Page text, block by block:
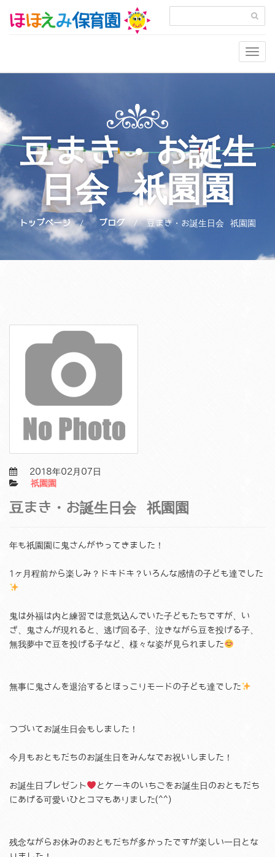
豆まき・お誕生
日会 祇園園
トップページ ブログ 豆まき・お誕生日会 祇園園
2018年02月07日
祇園園
豆まき・お誕生日会 祇園園
年も祇園園に鬼さんがやってきました！
1ヶ月程前から楽しみ？ドキドキ？いろんな感情の子ども達でした
鬼は外福は内と練習では意気込んでいた子どもたちですが、い
ざ、鬼さんが現れると、逃げ回る子、泣きながら豆を投げる子、
無我夢中で豆を投げる子など、様々な姿が見られました
無事に鬼さんを退治するとほっこりモードの子ども達でした
つづいてお誕生日会もしました！
今月もおともだちのお誕生日をみんなでお祝いしました！
お誕生日プレゼント
とケーキのいちごをお誕生日のおともだち
にあげる可愛いひとコマもありました(^^)
残念ながらお休みのおともだちが多かったですが楽しい一日とな